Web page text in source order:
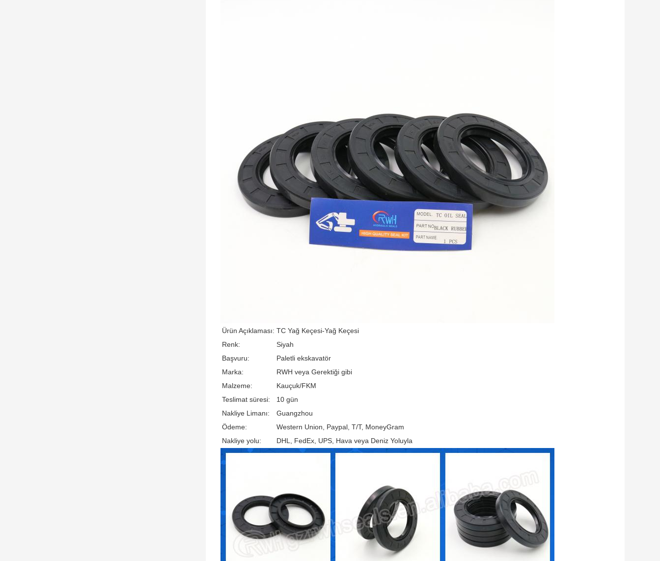
Ürün Açıklaması: TC Yağ Keçesi-Yağ Keçesi
Renk:
Siyah
Başvuru:
Paletli ekskavatör
Marka:
RWH veya Gerektiği gibi
Malzeme:
Kauçuk/FKM
Teslimat süresi:
10 gün
Nakliye Limanı:
Guangzhou
Ödeme:
Western Union, Paypal, T/T, MoneyGram
Nakliye yolu:
DHL, FedEx, UPS, Hava veya Deniz Yoluyla